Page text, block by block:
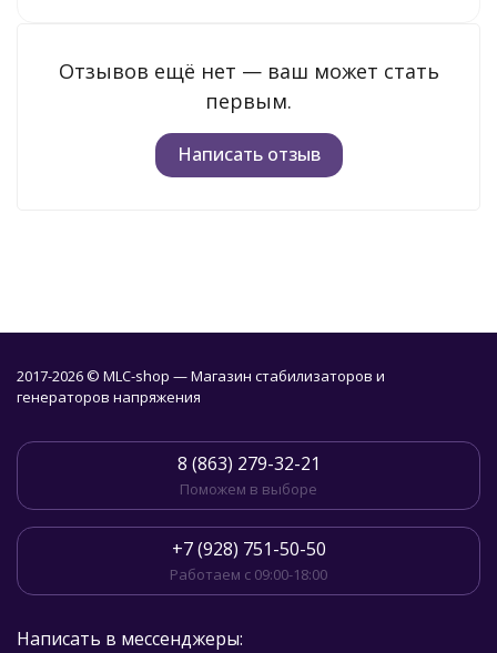
Отзывов ещё нет — ваш может стать
первым.
Написать отзыв
2017-2026 © MLC-shop — Магазин стабилизаторов и
генераторов напряжения
8 (863) 279-32-21
Поможем в выборе
+7 (928) 751-50-50
Работаем с 09:00-18:00
Написать в мессенджеры: